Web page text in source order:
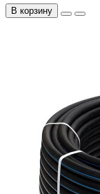
В корзину